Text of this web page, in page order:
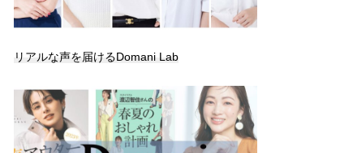
リアルな声を届けるDomani Lab